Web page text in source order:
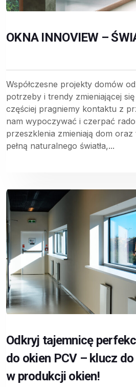
OKNA INNOVIEW –
Współczesne projekty domów
potrzeby i trendy zmieniającej
częściej pragniemy kontaktu z
nam wypoczywać i czerpać
przeszklenia zmieniają dom
pełną naturalnego światła,...
Odkryj tajemnicę
do okien PCV – klucz
w produkcji okien!